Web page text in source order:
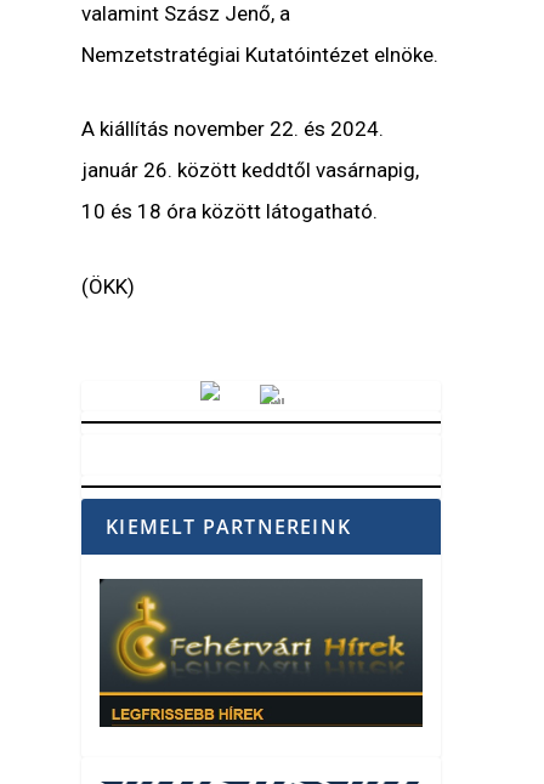
valamint Szász Jenő, a
Nemzetstratégiai Kutatóintézet elnöke.
A kiállítás november 22. és 2024.
január 26. között keddtől vasárnapig,
10 és 18 óra között látogatható.
(ÖKK)
KIEMELT PARTNEREINK